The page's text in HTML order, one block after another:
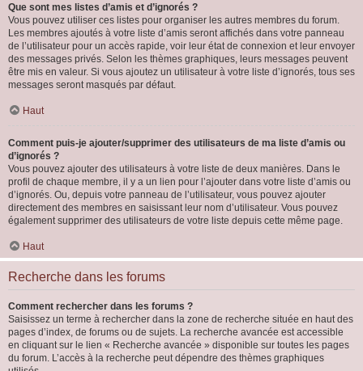
Que sont mes listes d’amis et d’ignorés ?
Vous pouvez utiliser ces listes pour organiser les autres membres du forum.
Les membres ajoutés à votre liste d’amis seront affichés dans votre panneau
de l’utilisateur pour un accès rapide, voir leur état de connexion et leur envoyer
des messages privés. Selon les thèmes graphiques, leurs messages peuvent
être mis en valeur. Si vous ajoutez un utilisateur à votre liste d’ignorés, tous ses
messages seront masqués par défaut.
Haut
Comment puis-je ajouter/supprimer des utilisateurs de ma liste d’amis ou
d’ignorés ?
Vous pouvez ajouter des utilisateurs à votre liste de deux manières. Dans le
profil de chaque membre, il y a un lien pour l’ajouter dans votre liste d’amis ou
d’ignorés. Ou, depuis votre panneau de l’utilisateur, vous pouvez ajouter
directement des membres en saisissant leur nom d’utilisateur. Vous pouvez
également supprimer des utilisateurs de votre liste depuis cette même page.
Haut
Recherche dans les forums
Comment rechercher dans les forums ?
Saisissez un terme à rechercher dans la zone de recherche située en haut des
pages d’index, de forums ou de sujets. La recherche avancée est accessible
en cliquant sur le lien « Recherche avancée » disponible sur toutes les pages
du forum. L’accès à la recherche peut dépendre des thèmes graphiques